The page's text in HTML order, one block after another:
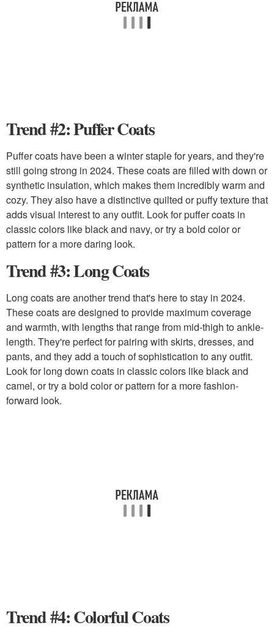
Trend #2: Puffer Coats
Puffer coats have been a winter staple for years, and they're
still going strong in 2024. These coats are filled with down or
synthetic insulation, which makes them incredibly warm and
cozy. They also have a distinctive quilted or puffy texture that
adds visual interest to any outfit. Look for puffer coats in
classic colors like black and navy, or try a bold color or
pattern for a more daring look.
Trend #3: Long Coats
Long coats are another trend that's here to stay in 2024.
These coats are designed to provide maximum coverage
and warmth, with lengths that range from mid-thigh to ankle-
length. They're perfect for pairing with skirts, dresses, and
pants, and they add a touch of sophistication to any outfit.
Look for long down coats in classic colors like black and
camel, or try a bold color or pattern for a more fashion-
forward look.
Trend #4: Colorful Coats